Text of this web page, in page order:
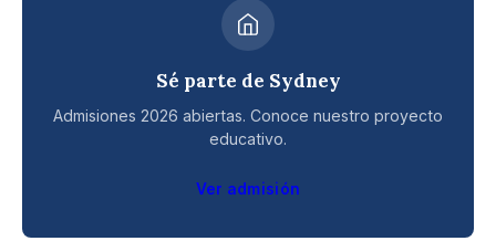
Sé parte de Sydney
Admisiones 2026 abiertas. Conoce nuestro proyecto
educativo.
Ver admisión